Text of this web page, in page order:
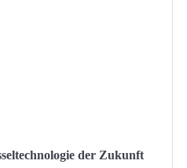
der Zukunft